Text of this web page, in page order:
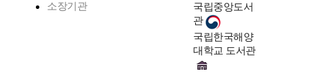
소장기관
국립중앙도서
관
국립한국해양
대학교 도서관